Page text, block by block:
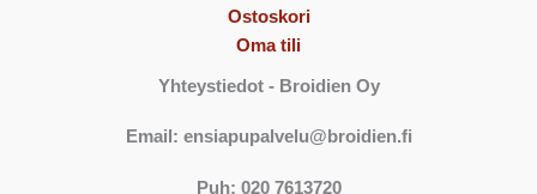
Ostoskori
Oma tili
Yhteystiedot- Broidien Oy
Email: ensiapupalvelu@broidien.fi
Puh: 020 7613720